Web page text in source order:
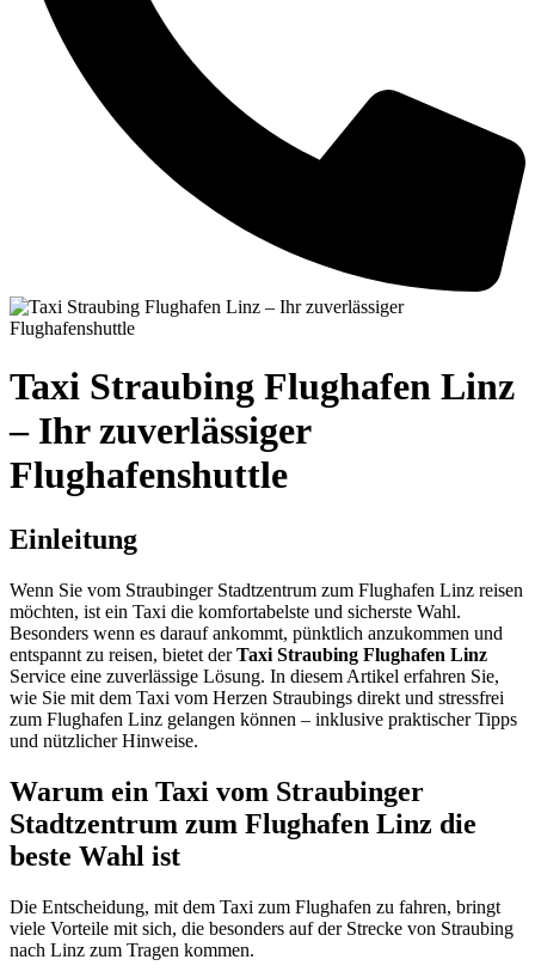
Taxi Straubing Flughafen Linz
– Ihr zuverlässiger
Flughafenshuttle
Einleitung
Wenn Sie vom Straubinger Stadtzentrum zum Flughafen Linz reisen
möchten, ist ein Taxi die komfortabelste und sicherste Wahl.
Besonders wenn es darauf ankommt, pünktlich anzukommen und
entspannt zu reisen, bietet derTaxi Straubing Flughafen Linz
Service eine zuverlässige Lösung. In diesem Artikel erfahren Sie,
wie Sie mit dem Taxi vom Herzen Straubings direkt und stressfrei
zum Flughafen Linz gelangen können – inklusive praktischer Tipps
und nützlicher Hinweise.
Warum ein Taxi vom Straubinger
Stadtzentrum zum Flughafen Linz die
beste Wahl ist
Die Entscheidung, mit dem Taxi zum Flughafen zu fahren, bringt
viele Vorteile mit sich, die besonders auf der Strecke von Straubing
nach Linz zum Tragen kommen.